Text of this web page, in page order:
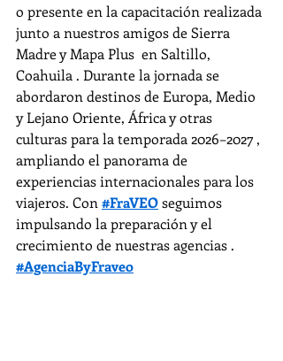
o presente en la capacitación realizada
junto a nuestros amigos de Sierra
Madre y Mapa Plus  en Saltillo,
Coahuila . Durante la jornada se
abordaron destinos de Europa, Medio
y Lejano Oriente, África y otras
culturas para la temporada 2026–2027 ,
ampliando el panorama de
experiencias internacionales para los
viajeros. Con #FraVEO seguimos
impulsando la preparación y el
crecimiento de nuestras agencias .
#AgenciaByFraveo